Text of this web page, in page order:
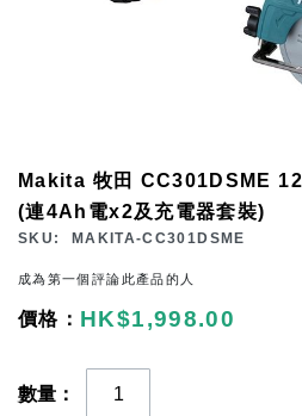
Makita 牧田 CC301DSME
(連4Ah電x2及充電器套裝)
SKU MAKITA-CC301DSME
成為第一個評論此產品的人
HK$1,998.00
數量
the
of
the
gallery